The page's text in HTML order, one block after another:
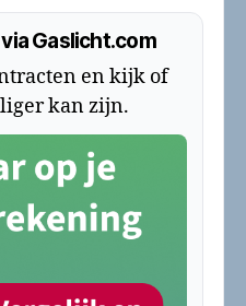
Gaslicht.com
en kijk of
kan zijn.